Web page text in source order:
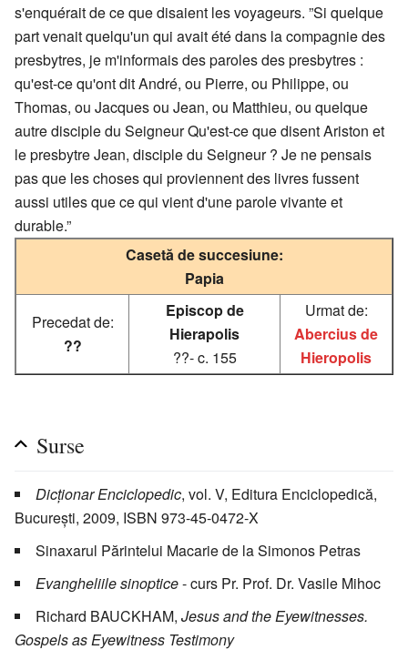
s'enquérait de ce que disaient les voyageurs. ”Si quelque
part venait quelqu'un qui avait été dans la compagnie des
presbytres, je m'informais des paroles des presbytres :
qu'est-ce qu'ont dit André, ou Pierre, ou Philippe, ou
Thomas, ou Jacques ou Jean, ou Matthieu, ou quelque
autre disciple du Seigneur Qu'est-ce que disent Ariston et
le presbytre Jean, disciple du Seigneur ? Je ne pensais
pas que les choses qui proviennent des livres fussent
aussi utiles que ce qui vient d'une parole vivante et
durable.”
Casetă de succesiune:
Papia
Precedat de:
??
Episcop de
Hierapolis
??- c. 155
Urmat de:
Abercius de
Hieropolis
Surse
Dicționar Enciclopedic, vol. V, Editura Enciclopedică,
București, 2009, ISBN 973-45-0472-X
Sinaxarul Părintelui Macarie de la Simonos Petras
Evangheliile sinoptice- curs Pr. Prof. Dr. Vasile Mihoc
Richard BAUCKHAM, Jesus and the Eyewitnesses.
Gospels as Eyewitness Testimony